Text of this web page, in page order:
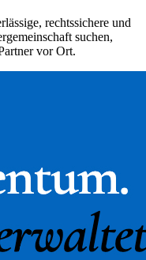
rechtssichere und
suchen,
vor Ort.